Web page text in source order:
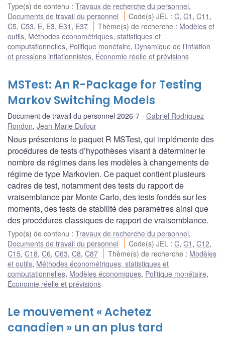
Type(s) de contenu : Travaux de recherche du personnel,
Documents de travail du personnel
Code(s) JEL :C,C1 ,C11 ,
C5, C53, E, E3, E31 , E37 Thème(s) de recherche : Modèles et
outils, Méthodes économétriques, statistiques et
computationnelles, Politique monétaire, Dynamique de l’inflation
et pressions inflationnistes, Économie réelle et prévisions
MSTest: An R-Package for Testing
Markov Switching Models
Document de travail du personnel 2026-7
Gabriel Rodriguez
Rondon, Jean-Marie Dufour
Nous présentons le paquet R MSTest, qui implémente des
procédures de tests d’hypothèses visant à déterminer le
nombre de régimes dans les modèles à changements de
régime de type Markovien. Ce paquet contient plusieurs
cadres de test, notamment des tests du rapport de
vraisemblance par Monte Carlo, des tests fondés sur les
moments, des tests de stabilité des paramètres ainsi que
des procédures classiques de rapport de vraisemblance.
Type(s) de contenu : Travaux de recherche du personnel,
Documents de travail du personnel
Code(s) JEL :C,C1 ,C12,
C15, C18, C6, C63, C8, C87 Thème(s) de recherche : Modèles
et outils, Méthodes économétriques, statistiques et
computationnelles, Modèles économiques, Politique monétaire,
Économie réelle et prévisions
Le mouvement « Achetez
canadien » un an plus tard